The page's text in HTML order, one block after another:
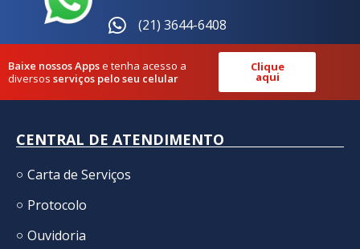
(21) 3644-6408
Baixe nossos Appse tenha acesso a
diversos serviços pelo seu celular
Clique
aqui
CENTRAL DE ATENDIMENTO
Carta de Serviços
Protocolo
Ouvidoria